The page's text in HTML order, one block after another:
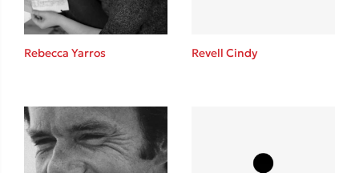
Rebecca Yarros Revell Cindy